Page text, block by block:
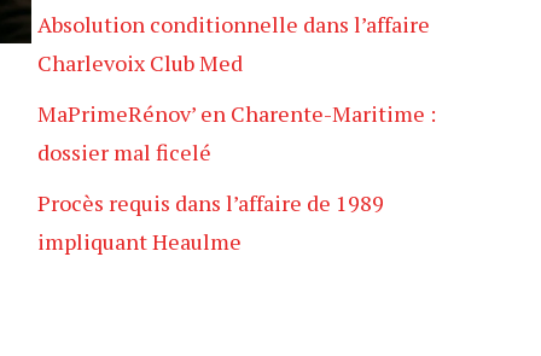
Absolution conditionnelle dans l’affaire
Charlevoix Club Med
MaPrimeRénov’ en Charente-Maritime :
dossier mal ficelé
Procès requis dans l’affaire de 1989
impliquant Heaulme